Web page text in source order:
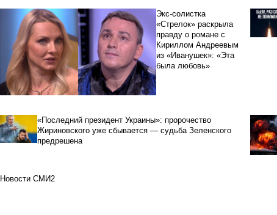
Экс-солистка
«Стрелок» раскрыла
правду о романе с
Кириллом Андреевым
из «Иванушек»: «Эта
была любовь»
«Последний президент Украины»: пророчество
Жириновского уже сбывается — судьба Зеленского
предрешена
Новости СМИ2